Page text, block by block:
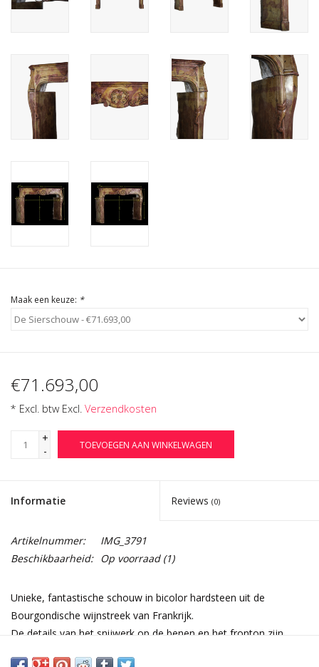
Login
Maak een keuze: *
€71.693,00
* Excl. btw Excl. Verzendkosten
+
-
TOEVOEGEN AAN WINKELWAGEN
Informatie Reviews (0)
Artikelnummer:
IMG_3791
Beschikbaarheid: Op voorraad(1)
Unieke, fantastische schouw in bicolor hardsteen uit de
Bourgondische wijnstreek van Frankrijk.
De details van het snijwerk op de benen en het fronton zijn